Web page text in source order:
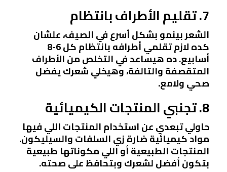
7. تقليم الأطراف بانتظام
الشعر بينمو بشكل أسرع في الصيف، علشان
كده لازم تقلمي أطرافه بانتظام كل 6-8
أسابيع. ده هيساعد في التخلص من الأطراف
المتقصفة والتالفة، وهيخلي شعرك يفضل
صحي ولامع.
8. تجنبي المنتجات الكيميائية
حاولي تبعدي عن استخدام المنتجات اللي فيها
مواد كيميائية ضارة زي السلفات والسيليكون.
المنتجات الطبيعية أو اللي مكوناتها طبيعية
بتكون أفضل لشعرك وبتحافظ على صحته.